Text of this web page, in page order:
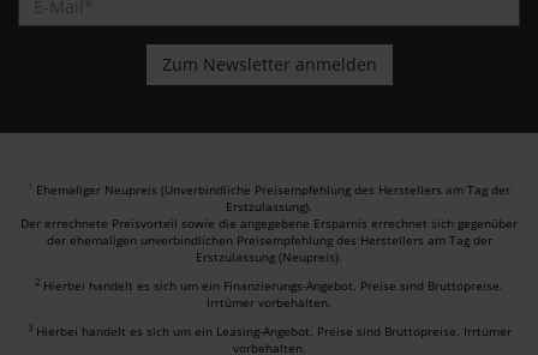
1 Ehemaliger Neupreis (Unverbindliche Preisempfehlung des Herstellers am Tag der
Erstzulassung).
Der errechnete Preisvorteil sowie die angegebene Ersparnis errechnet sich gegenüber
der ehemaligen unverbindlichen Preisempfehlung des Herstellers am Tag der
Erstzulassung (Neupreis).
2 Hierbei handelt es sich um ein Finanzierungs-Angebot. Preise sind Bruttopreise.
Irrtümer vorbehalten.
3 Hierbei handelt es sich um ein Leasing-Angebot. Preise sind Bruttopreise. Irrtümer
vorbehalten.